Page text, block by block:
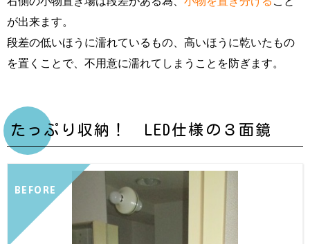
が出来ます。
段差の低いほうに濡れているもの、高いほうに乾いたもの
を置くことで、不用意に濡れてしまうことを防ぎます。
たっぷり収納！ LED仕様の３面鏡
BEFORE